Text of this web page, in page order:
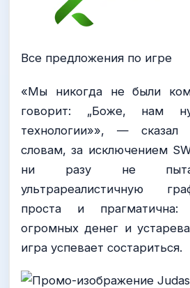
Все предложения по игре
«Мы никогда не были
говорит: „Боже, нам
технологии»», —
словам, за исключением
ни разу не
ультрареалистичную
проста и прагматична:
огромных денег и
игра успевает состариться.